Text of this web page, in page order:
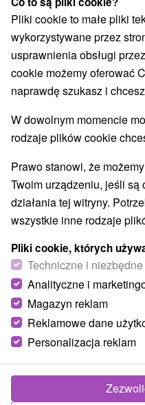
Zamki(2) Skanseny(2)
Wieże obserwacyjne i
Planetarium i
Jeziora, jeziora, zbiorniki
Kościoły drewniane (9)
Atrakcje dla dzieci
Muzea i galerie(1)
Wsie i miasta
Medzilaborce(1)
Skanzen
Pliki cookie to małe pliki
wykorzystywane przez
usprawnienia obsługi
cookie możemy oferować
naprawdę szukasz i
W dowolnym momencie
rodzaje plików cookie
Prawo stanowi, że
Twoim urządzeniu, jeśli
działania tej witryny.
wszystkie inne rodzaje
Pliki cookie, których
Techniczne i
Analityczne i
Magazyn reklam
Reklamowe dane
Personalizacja reklam